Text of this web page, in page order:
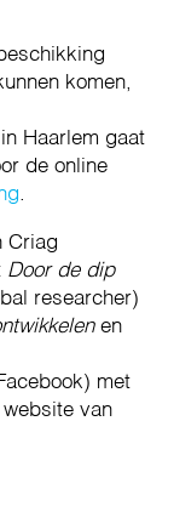
komen,
Haarlem gaat
de online
.
Criag
Door de dip
researcher)
en
met
van